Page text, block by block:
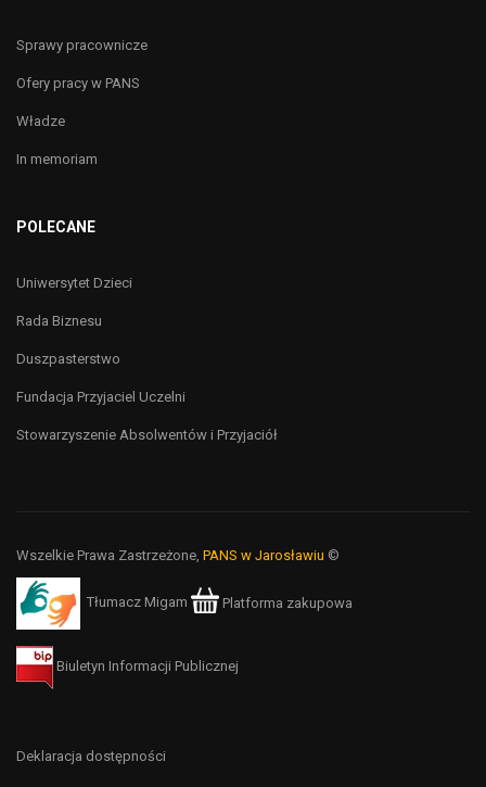
Sprawy pracownicze
Ofery pracy w PANS
Władze
In memoriam
POLECANE
Uniwersytet Dzieci
Rada Biznesu
Duszpasterstwo
Fundacja Przyjaciel Uczelni
Stowarzyszenie Absolwentów i Przyjaciół
Wszelkie Prawa Zastrzeżone, PANS w Jarosławiu ©
Tłumacz Migam Platforma zakupowa
Biuletyn Informacji Publicznej
Deklaracja dostępności